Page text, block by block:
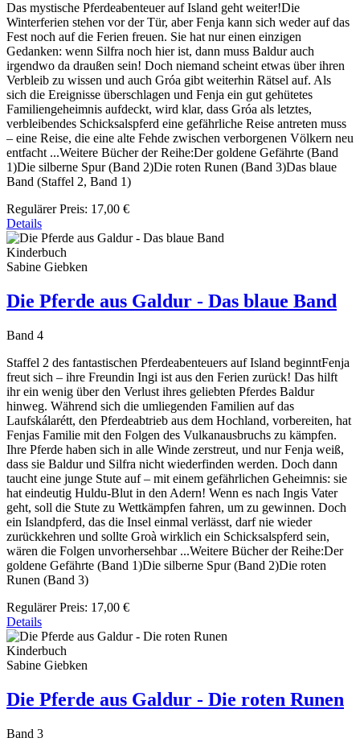
Das mystische Pferdeabenteuer auf Island geht weiter!Die
Winterferien stehen vor der Tür, aber Fenja kann sich weder auf das
Fest noch auf die Ferien freuen. Sie hat nur einen einzigen
Gedanken: wenn Silfra noch hier ist, dann muss Baldur auch
irgendwo da draußen sein! Doch niemand scheint etwas über ihren
Verbleib zu wissen und auch Gróa gibt weiterhin Rätsel auf. Als
sich die Ereignisse überschlagen und Fenja ein gut gehütetes
Familiengeheimnis aufdeckt, wird klar, dass Gróa als letztes,
verbleibendes Schicksalspferd eine gefährliche Reise antreten muss
– eine Reise, die eine alte Fehde zwischen verborgenen Völkern neu
entfacht ...Weitere Bücher der Reihe:Der goldene Gefährte (Band
1)Die silberne Spur (Band 2)Die roten Runen (Band 3)Das blaue
Band (Staffel 2, Band 1)
Regulärer Preis: 17,00 €
Details
Kinderbuch
Sabine Giebken
Die Pferde aus Galdur - Das blaue Band
Band 4
Staffel 2 des fantastischen Pferdeabenteuers auf Island beginntFenja
freut sich – ihre Freundin Ingi ist aus den Ferien zurück! Das hilft
ihr ein wenig über den Verlust ihres geliebten Pferdes Baldur
hinweg. Während sich die umliegenden Familien auf das
Laufskálarétt, den Pferdeabtrieb aus dem Hochland, vorbereiten, hat
Fenjas Familie mit den Folgen des Vulkanausbruchs zu kämpfen.
Ihre Pferde haben sich in alle Winde zerstreut, und nur Fenja weiß,
dass sie Baldur und Silfra nicht wiederfinden werden. Doch dann
taucht eine junge Stute auf – mit einem gefährlichen Geheimnis: sie
hat eindeutig Huldu-Blut in den Adern! Wenn es nach Ingis Vater
geht, soll die Stute zu Wettkämpfen fahren, um zu gewinnen. Doch
ein Islandpferd, das die Insel einmal verlässt, darf nie wieder
zurückkehren und sollte Groà wirklich ein Schicksalspferd sein,
wären die Folgen unvorhersehbar ...Weitere Bücher der Reihe:Der
goldene Gefährte (Band 1)Die silberne Spur (Band 2)Die roten
Runen (Band 3)
Regulärer Preis: 17,00 €
Details
Kinderbuch
Sabine Giebken
Die Pferde aus Galdur - Die roten Runen
Band 3